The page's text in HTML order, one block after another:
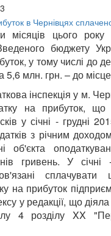
місяців цього року
бюджету
у тому числі до
5,6 млн. грн. – до
інспекція у м.
на прибуток,
у січні - грудні
з річним
об'єкта
гривень. У
сплачувати
на прибуток
у редакції, що
4 розділу XX